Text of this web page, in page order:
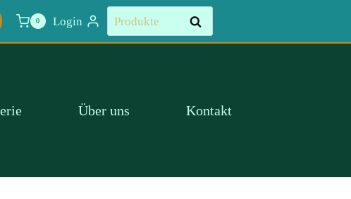
0 Login
Suchen
nach:
Suchen
Über uns Kontakt